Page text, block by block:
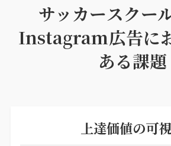
サッカースクー
Instagram広告に
ある課題
上達価値の可